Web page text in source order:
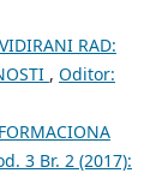
RAD:
, Oditor:
3 Br. 2 (2017):